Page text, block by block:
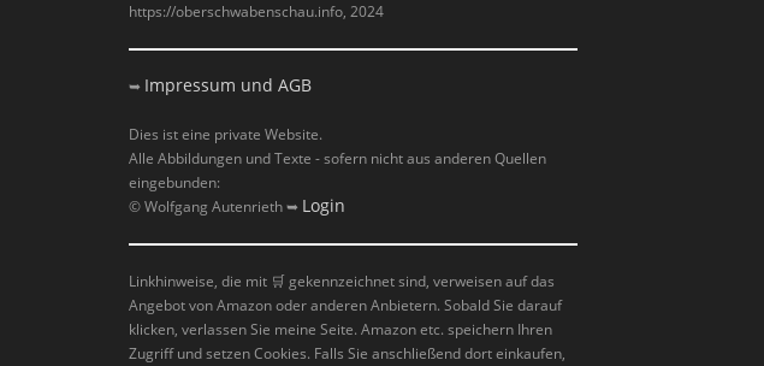
https://oberschwabenschau.info, 2024
➥ Impressum und AGB
Dies ist eine private Website.
Alle Abbildungen und Texte - sofern nicht aus anderen Quellen
eingebunden:
© Wolfgang Autenrieth ➥ Login
Linkhinweise, die mit 🛒 gekennzeichnet sind, verweisen auf das
Angebot von Amazon oder anderen Anbietern. Sobald Sie darauf
klicken, verlassen Sie meine Seite. Amazon etc. speichern Ihren
Zugriff und setzen Cookies. Falls Sie anschließend dort einkaufen,